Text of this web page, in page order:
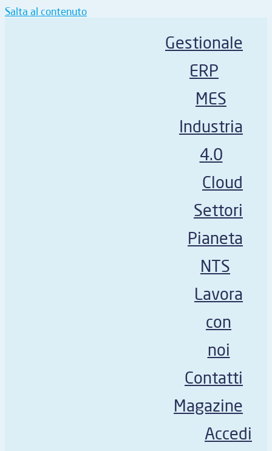
Salta al contenuto
Gestionale
ERP
MES
Industria
4.0
Cloud
Settori
Pianeta
NTS
Lavora
con
noi
Contatti
Magazine
Accedi